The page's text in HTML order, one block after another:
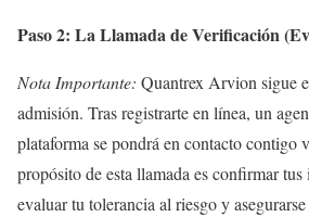
Paso 2: La Llamada de Verificación
Nota Importante: Quantrex Arvion sigue
admisión. Tras registrarte en línea, un
plataforma se pondrá en contacto contigo
propósito de esta llamada es confirmar
evaluar tu tolerancia al riesgo y